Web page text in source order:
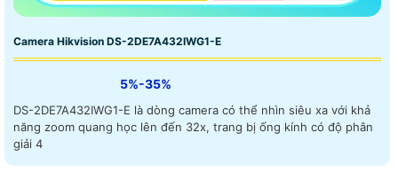
Camera Hikvision DS-2DE7A432IWG1-E
5%-35%
DS-2DE7A432IWG1-E là dòng camera có thể nhìn siêu xa với khả
năng zoom quang học lên đến 32x, trang bị ống kính có độ phân
giải 4